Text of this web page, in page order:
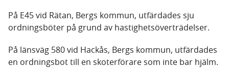
På E45 vid Rätan, Bergs kommun, utfärdades sju
ordningsböter på grund av hastighetsöverträdelser.
På länsväg 580 vid Hackås, Bergs kommun, utfärdades
en ordningsbot till en skoterförare som inte bar hjälm.